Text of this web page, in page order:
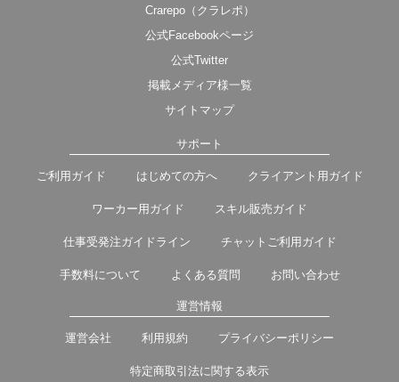
Crarepo（クラレポ）
公式Facebookページ
公式Twitter
掲載メディア様一覧
サイトマップ
サポート
ご利用ガイド はじめての方へ クライアント用ガイド
ワーカー用ガイド スキル販売ガイド
仕事受発注ガイドライン チャットご利用ガイド
手数料について よくある質問 お問い合わせ
運営情報
運営会社 利用規約 プライバシーポリシー
特定商取引法に関する表示